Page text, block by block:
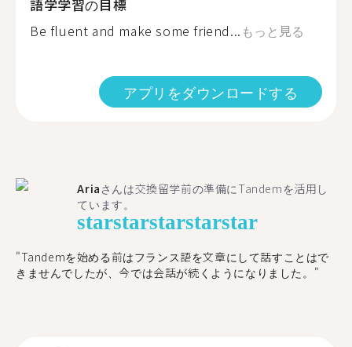
語学学習の目標
Be fluent and make some friend... もっと見る
アプリをダウンロードする
Aria さんは交換留学前の準備にTandemを活用し
ています。
starstarstarstarstar
"​​Tandemを始める前はフランス語を文章にして話すことはで
きませんでしたが、今では会話が続くようになりました。"